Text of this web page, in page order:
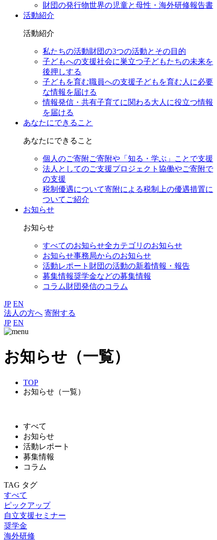
財団の発行物世界の児童と母性・海外研修報告書
活動紹介
活動紹介
私たちの活動財団の3つの活動とその目的
子どもへの支援社会に巣立つ子どもたちの未来を
後押しする
子どもを育む職員への支援子どもを育む人に必要
な情報を届ける
情報発信・共有子育てに関わる大人に役立つ情報
を届ける
あなたにできること
あなたにできること
個人のご寄附ご寄附や「知る・学ぶ」ことで支援
法人としてのご支援プロジェクト協働やご寄附で
の支援
税制優遇について寄附による税制上の優遇措置に
ついてご紹介
お知らせ
お知らせ
すべてのお知らせ全カテゴリのお知らせ
お知らせ事務局からのお知らせ
活動レポート 財団の活動の新着情報・報告
募集情報奨学金などの募集情報
コラム財団発信のコラム
JP EN
法人の方へ 寄附する
JP EN
お知らせ（一覧）
TOP
お知らせ（一覧）
すべて
お知らせ
活動レポート
募集情報
コラム
TAG タグ
すべて
ピックアップ
自立支援セミナー
奨学金
海外研修